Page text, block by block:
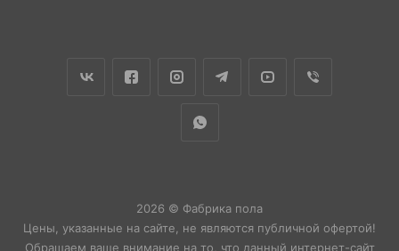
2026 © Фабрика пола
Цены, указанные на сайте, не являются публичной офертой!
Обращаем ваше внимание на то, что данный интернет-сайт